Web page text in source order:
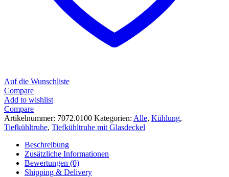
Auf die Wunschliste
Compare
Add to wishlist
Compare
Artikelnummer: 7072.0100 Kategorien: Alle, Kühlung,
Tiefkühltruhe, Tiefkühltruhe mit Glasdeckel
Beschreibung
Zusätzliche Informationen
Bewertungen (0)
Shipping & Delivery